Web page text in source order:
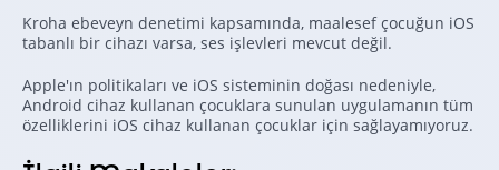
Kroha ebeveyn denetimi kapsamında, maalesef çocuğun iOS
tabanlı bir cihazı varsa, ses işlevleri mevcut değil.
Apple'ın politikaları ve iOS sisteminin doğası nedeniyle,
Android cihaz kullanan çocuklara sunulan uygulamanın tüm
özelliklerini iOS cihaz kullanan çocuklar için sağlayamıyoruz.